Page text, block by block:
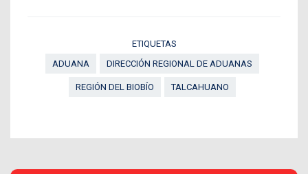
ETIQUETAS
ADUANA
DIRECCIÓN REGIONAL DE ADUANAS
REGIÓN DEL BIOBÍO TALCAHUANO